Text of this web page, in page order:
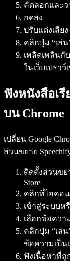
คัดลอกและว
กดส่ง
ปรับแต่งเสีย
คลิกปุ่ม “เล่
เพลิดเพลินกั
ในเว็บเบรา
ฟังหนังสือเรี
บน Chrome
เปลี่ยน Google
ส่วนขยาย
ติดตั้งส่วนขยา
Store
คลิกที่ไอคอน
เข้าสู่ระบบ
เลือกข้อคว
คลิกปุ่ม “เล่น
ข้อความเป็น
ฟังเนื้อหาที่ถู